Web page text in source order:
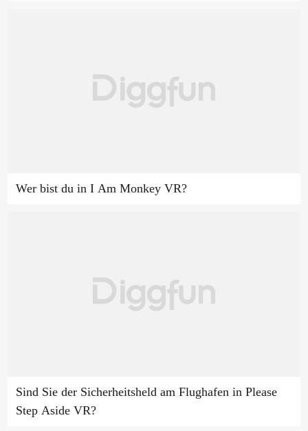
Wer bist du in I Am Monkey VR?
Sind Sie der Sicherheitsheld am Flughafen in Please
Step Aside VR?